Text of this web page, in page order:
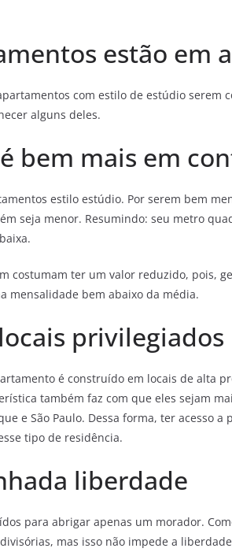
estão em
com estilo de estúdio serem
alguns deles.
bem mais em
estilo estúdio. Por serem bem
seja menor. Resumindo: seu metro
costumam ter um valor reduzido, pois,
mensalidade bem abaixo da média.
privilegiados
é construído em locais de alta
também faz com que eles sejam
e São Paulo. Dessa forma, ter acesso a
tipo de residência.
liberdade
para abrigar apenas um morador.
mas isso não impede a